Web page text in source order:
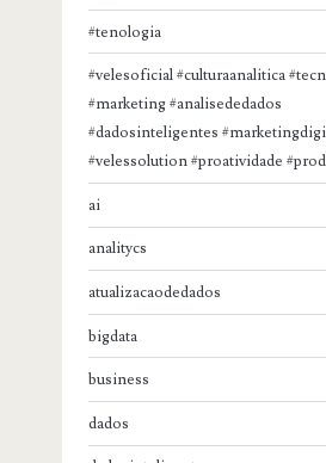
#tenologia
#velesoficial #culturaanalitica
#marketing #analisededados
#dadosinteligentes
#velessolution #proatividade
ai
analitycs
atualizacaodedados
bigdata
business
dados